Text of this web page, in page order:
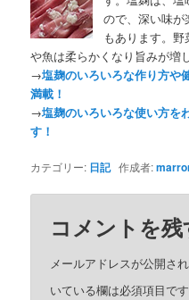
ので、深い味
もあります。
や魚は柔らかくなり旨みが増
→塩麹のいろいろな作り方や
満載！
→塩麹のいろいろな使い方を
す！
カテゴリー: 日記作成者:
コメントを残
メールアドレスが公開さ
いている欄は必須項目です